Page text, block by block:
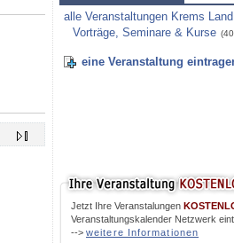
alle Veranstaltungen Krems Land
Vorträge, Seminare & Kurse
eine Veranstaltung
Jetzt Ihre Veranstalungen
Veranstaltungskalender Netzwerk
--> weitere Informationen